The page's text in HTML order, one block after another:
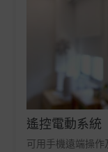
遙控電動系統
可用手機遠端操作